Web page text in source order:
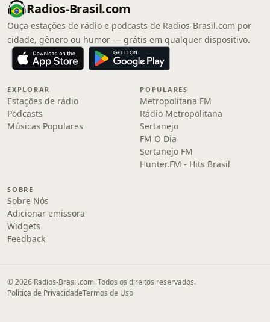
Radios-Brasil.com
Ouça estações de rádio e podcasts de Radios-Brasil.com por
cidade, gênero ou humor — grátis em qualquer dispositivo.
EXPLORAR
Estações de rádio
Podcasts
Músicas Populares
POPULARES
Metropolitana FM
Rádio Metropolitana
Sertanejo
FM O Dia
Sertanejo FM
Hunter.FM - Hits Brasil
SOBRE
Sobre Nós
Adicionar emissora
Widgets
Feedback
© 2026 Radios-Brasil.com. Todos os direitos reservados.
Política de PrivacidadeTermos de Uso